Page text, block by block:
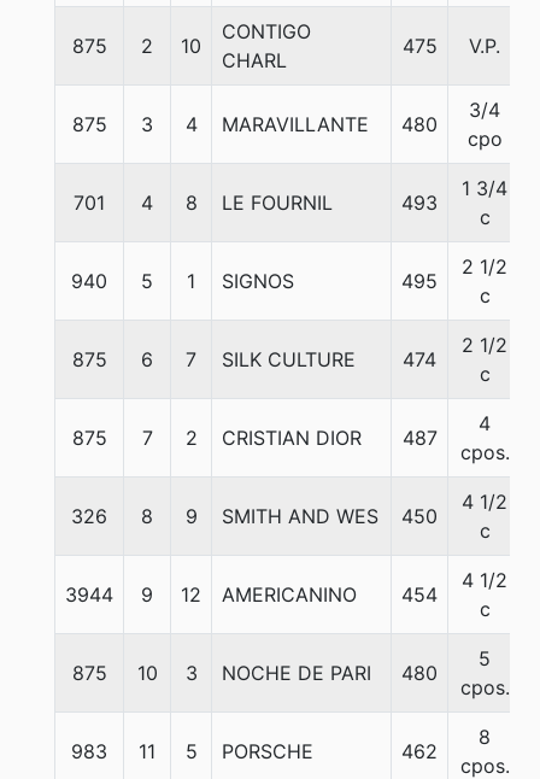
875 2 10
CONTIGO
CHARL
475 V.P.
875 3 4 MARAVILLANTE 480
3/4
cpo
701 4 8 LE FOURNIL 493
1 3/4
c
940 5 1 SIGNOS 495
2 1/2
c
875 6 7 SILK CULTURE 474
2 1/2
c
875 7 2 CRISTIAN DIOR 487
4
cpos.
326 8 9 SMITH AND WES 450
4 1/2
c
3944 9 12 AMERICANINO 454
4 1/2
c
875 10 3 NOCHE DE PARI 480
5
cpos.
983 11 5 PORSCHE 462
8
cpos.